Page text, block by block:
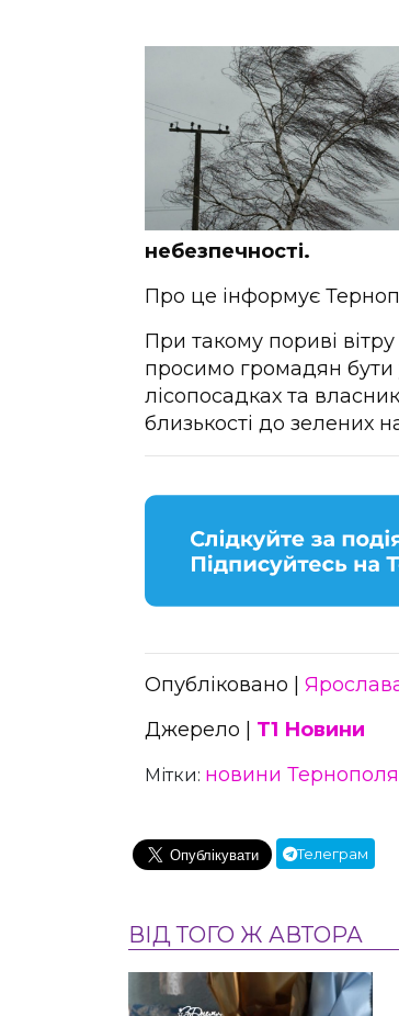
небезпечності.
Про це інформує
При такому пориві
просимо громадян бути
лісопосадках та
близькості до зелених
Опубліковано |
Джерело | Т1 Новини
Мітки: новини Тернополя
Телеграм
ВІД ТОГО Ж АВТОРА